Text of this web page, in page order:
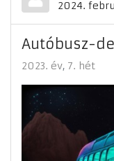
2024.
Autóbusz-
2023. év 7. hét